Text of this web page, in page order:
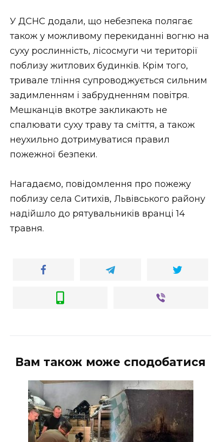
У ДСНС додали, що небезпека полягає
також у можливому перекиданні вогню на
суху рослинність, лісосмуги чи території
поблизу житлових будинків. Крім того,
тривале тління супроводжується сильним
задимленням і забрудненням повітря.
Мешканців вкотре закликають не
спалювати суху траву та сміття, а також
неухильно дотримуватися правил
пожежної безпеки.
Нагадаємо, повідомлення про пожежу
поблизу села Ситихів, Львівського району
надійшло до рятувальників вранці 14
травня.
Вам також може сподобатися